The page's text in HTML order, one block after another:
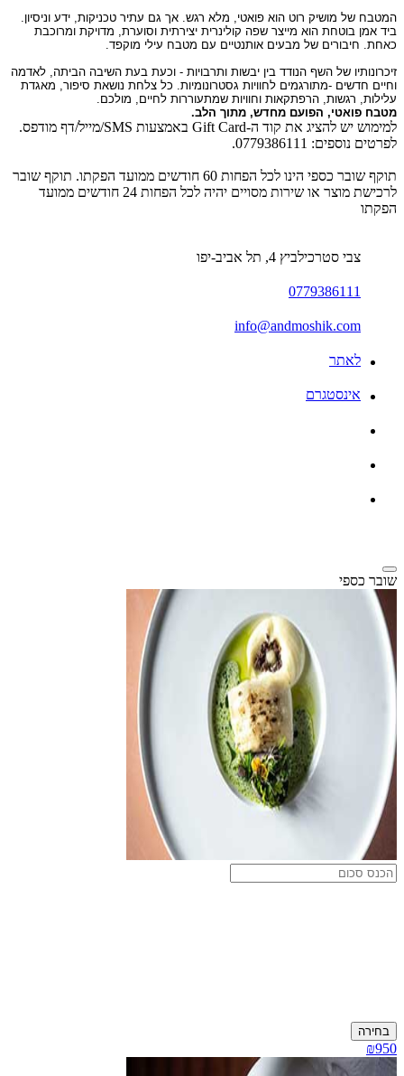
המטבח של מושיק רוט הוא פואטי, מלא רגש. אך גם עתיר טכניקות, ידע וניסיון.
ביד אמן בוטחת הוא מייצר שפה קולינרית יצירתית וסוערת, מדויקת ומרוכבת
כאחת. חיבורים של מבעים אותנטיים עם מטבח עילי מוקפד.
זיכרונותיו של השף הנודד בין יבשות ותרבויות - וכעת בעת השיבה הביתה, לאדמה
וחיים חדשים -מתורגמים לחוויות גסטרונומיות. כל צלחת נושאת סיפור, מאגדת
עלילות, רגשות, הרפתקאות וחוויות שמתעוררות לחיים, מולכם.
מטבח פואטי, הפועם מחדש, מתוך הלב.
למימוש יש להציג את קוד ה-Gift Card באמצעות SMS/מייל/דף מודפס.
לפרטים נוספים: 0779386111.
תוקף שובר כספי הינו לכל הפחות 60 חודשים ממועד הפקתו. תוקף שובר
לרכישת מוצר או שירות מסויים יהיה לכל הפחות 24 חודשים ממועד
הפקתו
צבי סטרכילביץ 4, תל אביב-יפו
0779386111
info@andmoshik.com
לאתר
אינסטגרם
שובר כספי
בחירה
₪950